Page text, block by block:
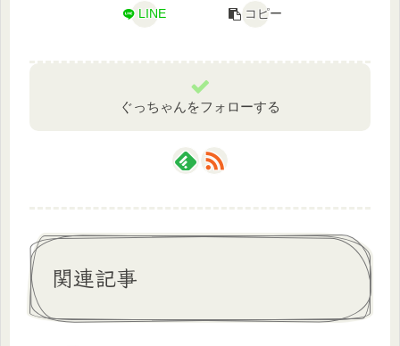
LINE コピー
ぐっちゃんをフォローする
関連記事